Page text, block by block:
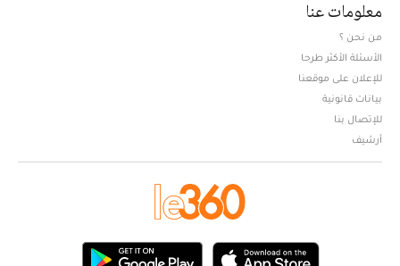
معلومات عنا
من نحن ؟
الأسئلة الأكثر طرحا
للإعلان على موقعنا
بيانات قانونية
للإتصال بنا
أرشيف